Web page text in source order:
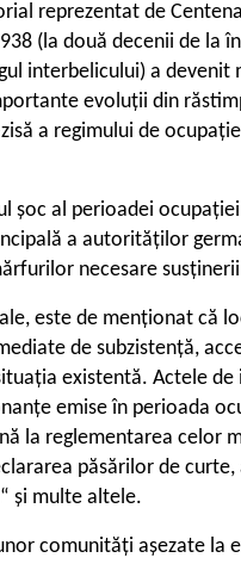
reprezentat de
(la două decenii de la
interbelicului) a devenit
evoluții din
a regimului de
al perioadei
a autorităților
necesare
este de menționat că
de subzistență,
existentă. Actele
emise în perioada
la reglementarea celor
păsărilor de
și multe altele.
comunități așezate